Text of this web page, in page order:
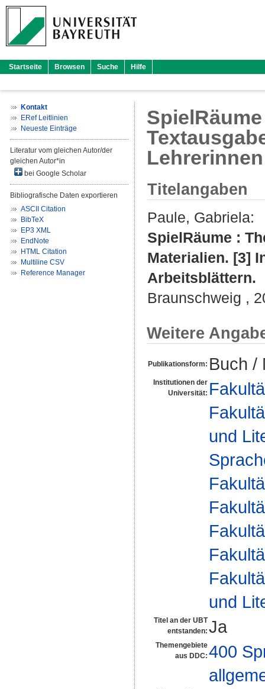
Startseite Browsen Suche Hilfe
Kontakt
ERef Leitlinien
Neueste Einträge
Literatur vom gleichen Autor/der
gleichen Autor*in
bei Google Scholar
Bibliografische Daten exportieren
ASCII Citation
BibTeX
EP3 XML
EndNote
HTML Citation
Multiline CSV
Reference Manager
Titelangaben
Paule, Gabriela:
SpielRäume :
Materialien. [3]
Arbeitsblättern.
Braunschweig ,
Weitere
Publikationsform: Buch /
Institutionen der
Universität:
und
und
Titel an der UBT
entstanden: Ja
Themengebiete
aus DDC: 400